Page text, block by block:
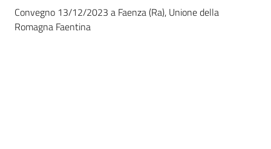
Convegno 13/12/2023 a Faenza (Ra), Unione della
Romagna Faentina